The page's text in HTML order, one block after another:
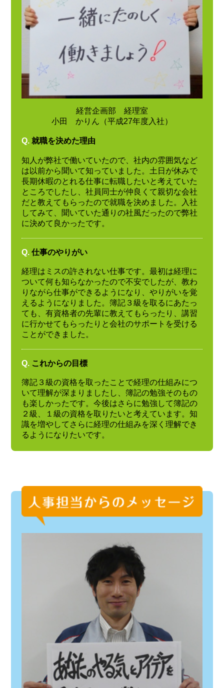
経営企画部 経理室
小田 かりん（平成27年度入社）
Q. 就職を決めた理由
知人が弊社で働いていたので、社内の雰囲気など
は以前から聞いて知っていました。土日が休みで
長期休暇のとれる仕事に転職したいと考えていた
ところでしたし、社員同士が仲良くて親切な会社
だと教えてもらったので就職を決めました。入社
してみて、聞いていた通りの社風だったので弊社
に決めて良かったです。
Q. 仕事のやりがい
経理はミスの許されない仕事です。最初は経理に
ついて何も知らなかったので不安でしたが、教わ
りながら仕事ができるようになり、やりがいを覚
えるようになりました。簿記３級を取るにあたっ
ても、有資格者の先輩に教えてもらったり、講習
に行かせてもらったりと会社のサポートを受ける
ことができました。
Q. これからの目標
簿記３級の資格を取ったことで経理の仕組みにつ
いて理解が深まりましたし、簿記の勉強そのもの
も楽しかったです。今後はさらに勉強して簿記の
２級、１級の資格を取りたいと考えています。知
識を増やしてさらに経理の仕組みを深く理解でき
るようになりたいです。